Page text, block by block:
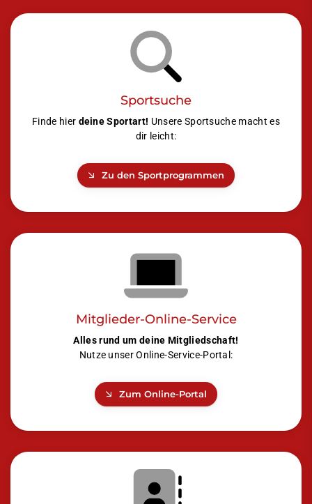
Sportsuche
Finde hier deine Sportart! Unsere Sportsuche macht es
dir leicht:
Zu den Sportprogrammen
Mitglieder-Online-Service
Alles rund um deine Mitgliedschaft!
Nutze unser Online-Service-Portal:
Zum Online-Portal